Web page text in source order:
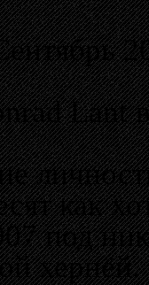
Lant
как
под